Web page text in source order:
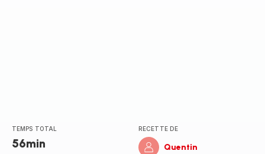
TEMPS TOTAL
56min
RECETTE DE
Quentin